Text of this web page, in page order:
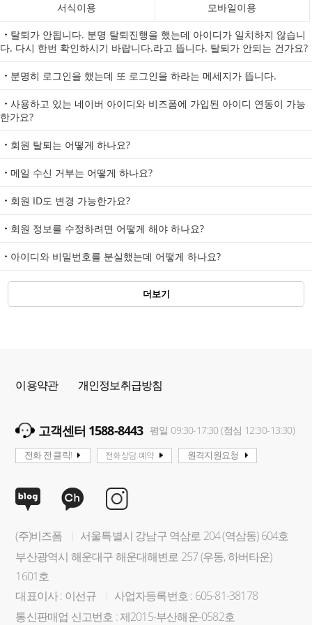
서식이용 모바일이용
탈퇴가 안됩니다. 분명 탈퇴진행을 했는데 아이디가 일치하지 않습니
다. 다시 한번 확인하시기 바랍니다.라고 뜹니다. 탈퇴가 안되는 건가요?
분명히 로그인을 했는데 또 로그인을 하라는 메세지가 뜹니다.
사용하고 있는 네이버 아이디와 비즈폼에 가입된 아이디 연동이 가능
한가요?
회원 탈퇴는 어떻게 하나요?
메일 수신 거부는 어떻게 하나요?
회원 ID도 변경 가능한가요?
회원 정보를 수정하려면 어떻게 해야 하나요?
아이디와 비밀번호를 분실했는데 어떻게 하나요?
더보기
이용약관 개인정보취급방침
고객센터 1588-8443 평일 09:30-17:30 (점심 12:30-13:30)
전화 전 클릭! 전화상담 예약 원격지원요청
(주)비즈폼
서울특별시 강남구 역삼로 204 (역삼동) 604호
부산광역시 해운대구 해운대해변로 257 (우동, 하버타운)
1601호
대표이사 : 이선규
사업자등록번호 : 605-81-38178
통신판매업 신고번호 : 제2015-부산해운-0582호